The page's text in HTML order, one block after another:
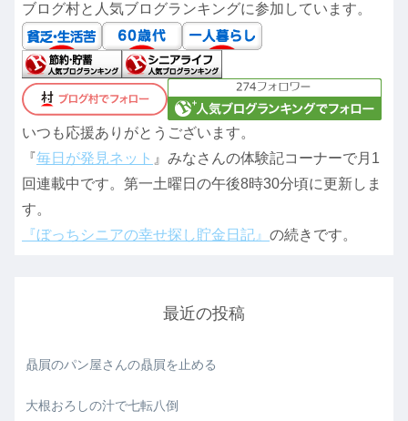
ブログ村と人気ブログランキングに参加しています。
いつも応援ありがとうございます。
『 毎日が発見ネット 』みなさんの体験記コーナーで月1
回連載中です。第一土曜日の午後8時30分頃に更新しま
す。
『ぼっちシニアの幸せ探し貯金日記』 の続きです。
最近の投稿
贔屓のパン屋さんの贔屓を止める
大根おろしの汁で七転八倒